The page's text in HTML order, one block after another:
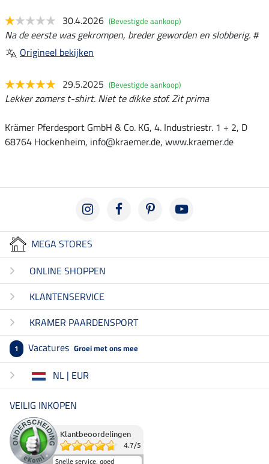
30.4.2026 (Bevestigde aankoop)
Na de eerste was gekrompen, breder geworden en slobberig. #
Origineel bekijken
29.5.2025 (Bevestigde aankoop)
Lekker zomers t-shirt. Niet te dikke stof. Zit prima
Krämer Pferdesport GmbH & Co. KG, 4. Industriestr. 1 + 2, D
68764 Hockenheim, info@kraemer.de, www.kraemer.de
MEGA STORES
ONLINE SHOPPEN
KLANTENSERVICE
KRAMER PAARDENSPORT
1 Vacatures Groei met ons mee
NL | EUR
VEILIG INKOPEN
Klantbeoordelingen
4.7/5
Snelle service, goed